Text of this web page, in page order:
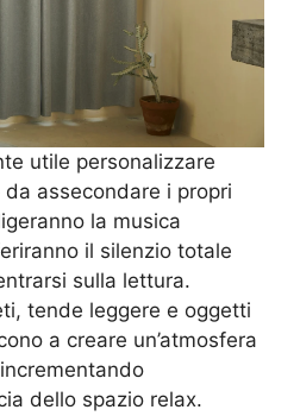
utile personalizzare
assecondare i propri
la musica
il silenzio totale
sulla lettura.
tende leggere e oggetti
a creare un’atmosfera
dello spazio relax.